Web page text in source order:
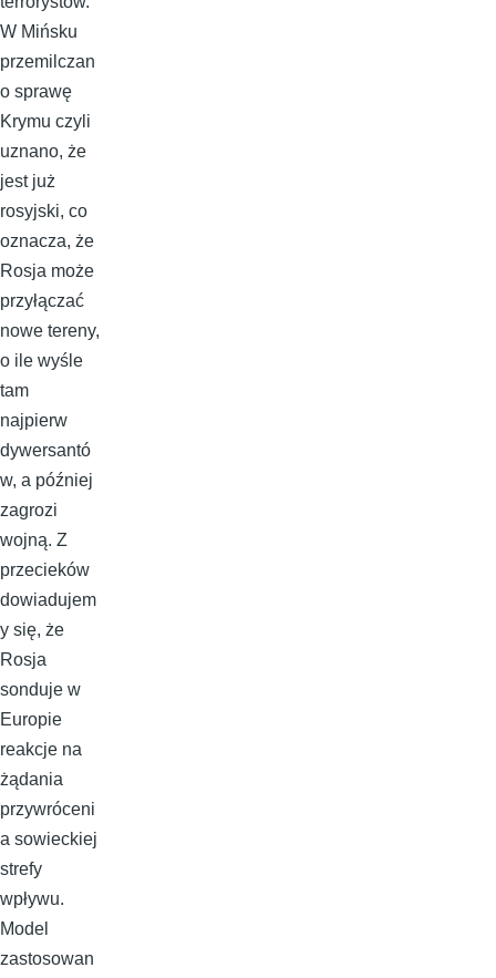
W Mińsku
przemilczan
o sprawę
Krymu czyli
uznano, że
jest już
rosyjski, co
oznacza, że
Rosja może
przyłączać
nowe tereny,
o ile wyśle
tam
najpierw
dywersantó
w, a później
zagrozi
wojną. Z
przecieków
dowiadujem
y się, że
Rosja
sonduje w
Europie
reakcje na
żądania
przywróceni
a sowieckiej
strefy
wpływu.
Model
zastosowan